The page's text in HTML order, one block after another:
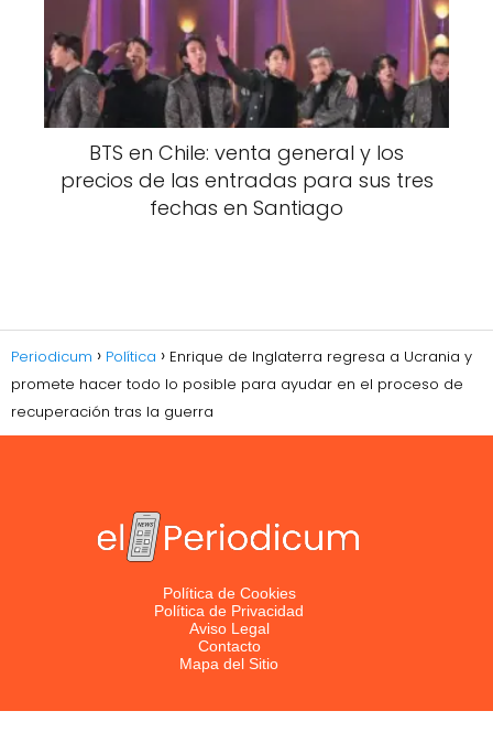
BTS en Chile: venta general y los
precios de las entradas para sus tres
fechas en Santiago
Periodicum Política
Enrique de Inglaterra regresa a Ucrania y
promete hacer todo lo posible para ayudar en el proceso de
recuperación tras la guerra
Política de Cookies
Política de Privacidad
Aviso Legal
Contacto
Mapa del Sitio